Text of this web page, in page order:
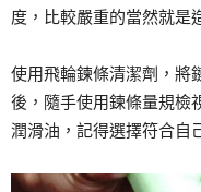
度，比較嚴重的當然就是
使用飛輪鍊條清潔劑，將
後，隨手使用鍊條量規檢
潤滑油，記得選擇符合自